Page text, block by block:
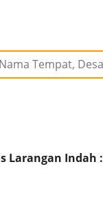
Larangan Indah